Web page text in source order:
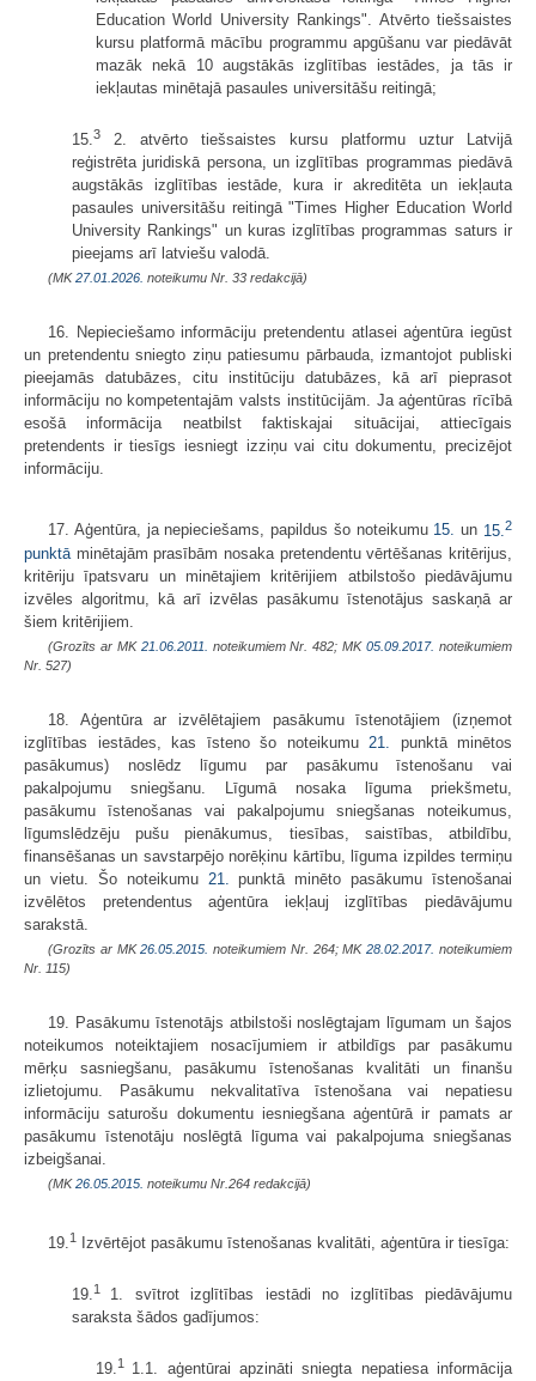
Education World University Rankings". Atvērto tiešsaistes
kursu platformā mācību programmu apgūšanu var piedāvāt
mazāk nekā 10 augstākās izglītības iestādes, ja tās ir
iekļautas minētajā pasaules universitāšu reitingā;
15.3
2. atvērto tiešsaistes kursu platformu uztur Latvijā
reģistrēta juridiskā persona, un izglītības programmas piedāvā
augstākās izglītības iestāde, kura ir akreditēta un iekļauta
pasaules universitāšu reitingā "Times Higher Education World
University Rankings" un kuras izglītības programmas saturs ir
pieejams arī latviešu valodā.
(MK27.01.2026. noteikumu Nr. 33 redakcijā)
16. Nepieciešamo informāciju pretendentu atlasei aģentūra iegūst
un pretendentu sniegto ziņu patiesumu pārbauda, izmantojot publiski
pieejamās datubāzes, citu institūciju datubāzes, kā arī pieprasot
informāciju no kompetentajām valsts institūcijām. Ja aģentūras rīcībā
esošā informācija neatbilst faktiskajai situācijai, attiecīgais
pretendents ir tiesīgs iesniegt izziņu vai citu dokumentu, precizējot
informāciju.
17. Aģentūra, ja nepieciešams, papildus šo noteikumu 15.un 15.2
punktā minētajām prasībām nosaka pretendentu vērtēšanas kritērijus,
kritēriju īpatsvaru un minētajiem kritērijiem atbilstošo piedāvājumu
izvēles algoritmu, kā arī izvēlas pasākumu īstenotājus saskaņā ar
šiem kritērijiem.
(Grozīts ar MK 21.06.2011. noteikumiem Nr. 482; MK05.09.2017. noteikumiem
Nr. 527)
18. Aģentūra ar izvēlētajiem pasākumu īstenotājiem (izņemot
izglītības iestādes, kas īsteno šo noteikumu 21.
punktā minētos
pasākumus) noslēdz līgumu par pasākumu īstenošanu vai
pakalpojumu sniegšanu. Līgumā nosaka līguma priekšmetu,
pasākumu īstenošanas vai pakalpojumu sniegšanas noteikumus,
līgumslēdzēju pušu pienākumus, tiesības, saistības, atbildību,
finansēšanas un savstarpējo norēķinu kārtību, līguma izpildes termiņu
un vietu. Šo noteikumu 21.
punktā minēto pasākumu īstenošanai
izvēlētos pretendentus aģentūra iekļauj izglītības piedāvājumu
sarakstā.
(Grozīts ar MK26.05.2015. noteikumiem Nr. 264; MK28.02.2017. noteikumiem
Nr. 115)
19. Pasākumu īstenotājs atbilstoši noslēgtajam līgumam un šajos
noteikumos noteiktajiem nosacījumiem ir atbildīgs par pasākumu
mērķu sasniegšanu, pasākumu īstenošanas kvalitāti un finanšu
izlietojumu. Pasākumu nekvalitatīva īstenošana vai nepatiesu
informāciju saturošu dokumentu iesniegšana aģentūrā ir pamats ar
pasākumu īstenotāju noslēgtā līguma vai pakalpojuma sniegšanas
izbeigšanai.
(MK26.05.2015. noteikumu Nr.264 redakcijā)
19.1 Izvērtējot pasākumu īstenošanas kvalitāti, aģentūra ir tiesīga:
19.1 1. svītrot izglītības iestādi no izglītības piedāvājumu
saraksta šādos gadījumos:
19.1 1.1. aģentūrai apzināti sniegta nepatiesa informācija